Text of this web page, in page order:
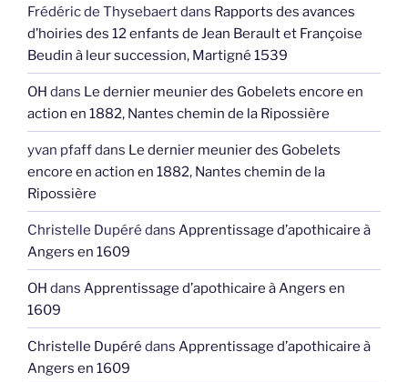
Frédéric de Thysebaertdans Rapports des avances
d’hoiries des 12 enfants de Jean Berault et Françoise
Beudin à leur succession, Martigné 1539
OH dans Le dernier meunier des Gobelets encore en
action en 1882, Nantes chemin de la Ripossière
yvan pfaffdans Le dernier meunier des Gobelets
encore en action en 1882, Nantes chemin de la
Ripossière
Christelle Dupéré dans Apprentissage d’apothicaire à
Angers en 1609
OH dans Apprentissage d’apothicaire à Angers en
1609
Christelle Dupéré dans Apprentissage d’apothicaire à
Angers en 1609